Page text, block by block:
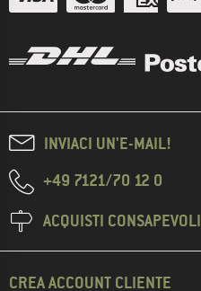
INVIACI UN'E-MAIL!
+49 7121/70 12 0
ACQUISTI CONSAPEVOLI
CREA ACCOUNT CLIENTE